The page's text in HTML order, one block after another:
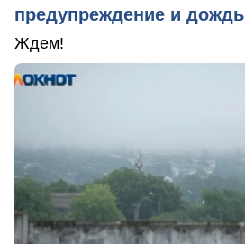
предупреждение и дождь
Ждем!